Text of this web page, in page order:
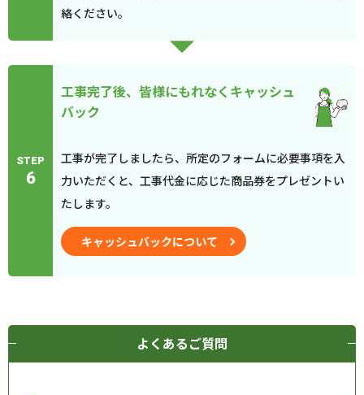
絡ください。
STEP
6
工事完了後、皆様にもれなくキャッシュ
バック
工事が完了しましたら、所定のフォームに必要事項を入
力いただくと、工事代金に応じた商品券をプレゼントい
たします。
キャッシュバックについて
よくあるご質問